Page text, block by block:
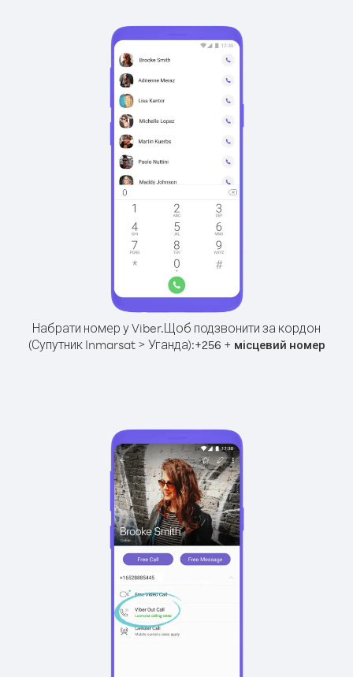
Набрати номер у Viber.Щоб подзвонити за кордон
(Супутник Inmarsat > Уганда):+256 + місцевий номер